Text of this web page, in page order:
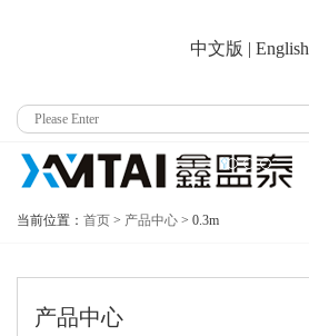
中文版 | English
当前位置： 首页 > 产品中心 > 0.3m
产品中心